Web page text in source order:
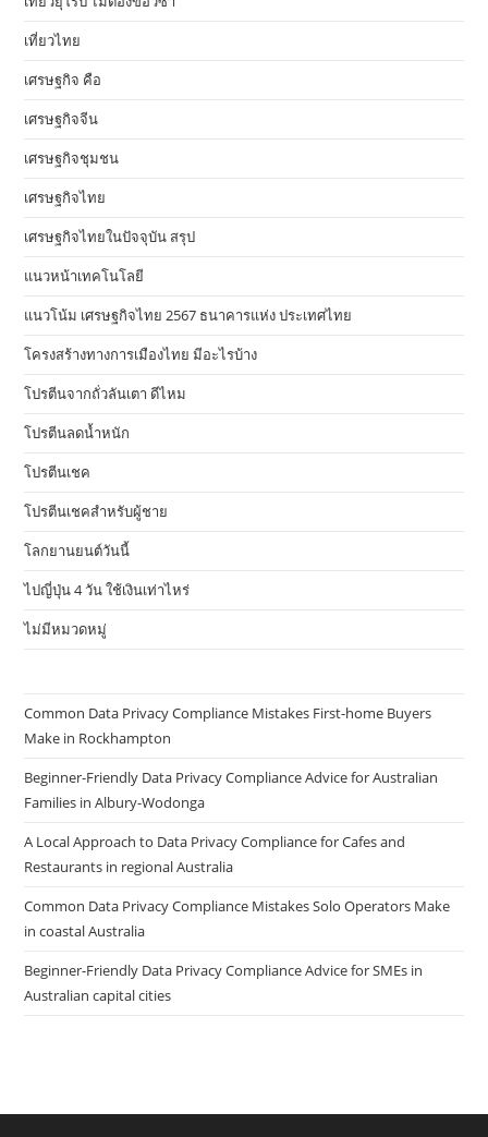
เที่ยวไทย
เศรษฐกิจ คือ
เศรษฐกิจจีน
เศรษฐกิจชุมชน
เศรษฐกิจไทย
เศรษฐกิจไทยในปัจจุบัน สรุป
แนวหน้าเทคโนโลยี
แนวโน้ม เศรษฐกิจไทย 2567 ธนาคารแห่ง ประเทศไทย
โครงสร้างทางการเมืองไทย มีอะไรบ้าง
โปรตีนจากถั่วลันเตา ดีไหม
โปรตีนลดน้ำหนัก
โปรตีนเชค
โปรตีนเชคสำหรับผู้ชาย
โลกยานยนต์วันนี้
ไปญี่ปุ่น 4 วัน ใช้เงินเท่าไหร่
ไม่มีหมวดหมู่
Common Data Privacy Compliance Mistakes First-home Buyers
Make in Rockhampton
Beginner-Friendly Data Privacy Compliance Advice for Australian
Families in Albury-Wodonga
A Local Approach to Data Privacy Compliance for Cafes and
Restaurants in regional Australia
Common Data Privacy Compliance Mistakes Solo Operators Make
in coastal Australia
Beginner-Friendly Data Privacy Compliance Advice for SMEs in
Australian capital cities